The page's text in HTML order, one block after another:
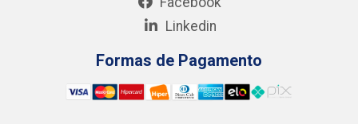
Linkedin
Formas de Pagamento